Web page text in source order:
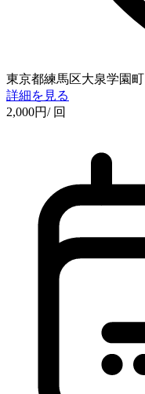
東京都練馬区大泉学園町
詳細を見る
2,000円/ 回